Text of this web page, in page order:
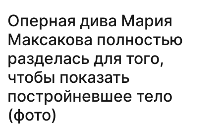
Оперная дива Мария
Максакова полностью
разделась для того,
чтобы показать
постройневшее тело
(фото)